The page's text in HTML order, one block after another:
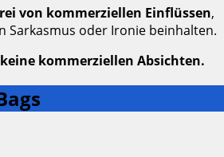
von kommerziellen Einflüssen,
Sarkasmus oder Ironie beinhalten.
kommerziellen Absichten.